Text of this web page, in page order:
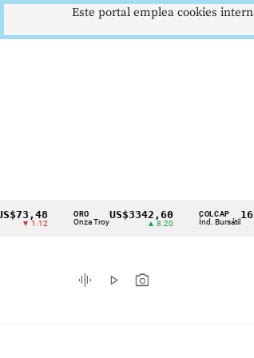
Cintillo
indicadores
económicos
ORO
Onza Troy
US$3342,60 COLCAP
Índ. Bursátil
graphic_eq play_arrow photo_camera
Este portal emplea cookies